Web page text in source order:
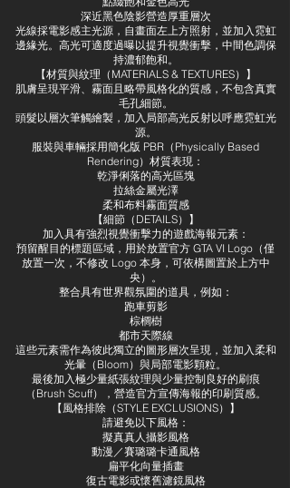
深近黑色陰影營造厚重層次
光線採電影感主光源，自畫面左上方照射，並加入霓虹
邊緣光。高光可適度過曝以提升視覺衝擊，中間色調保
持濃郁飽和。
【材質與紋理（MATERIALS & TEXTURES）】
肌膚呈現平滑、霧面且略帶風格化的質感，不包含真實
毛孔細節。
頭髮以層次筆觸繪製，加入局部高光反射以呼應霓虹光
源。
服裝與車輛採用簡化版 PBR（Physically Based
Rendering）材質表現：
乾淨俐落的高光區塊
拉絲金屬光澤
柔和布料霧面質感
【細節（DETAILS）】
加入具有強烈視覺衝擊力的遊戲海報元素：
預留醒目的標題區域，用於放置官方 GTA VI Logo（僅
放置一次，不修改 Logo 本身，可依構圖置於上方中
央）。
整合具有世界觀氛圍的道具，例如：
跑車剪影
棕櫚樹
都市天際線
這些元素需作為彼此獨立的圖形層次呈現，並加入柔和
光暈（Bloom）與局部電影顆粒。
最後加入極少量紙張紋理與少量控制良好的刷痕
（Brush Scuff），營造官方宣傳海報的印刷質感。
【風格排除（STYLE EXCLUSIONS）】
請避免以下風格：
擬真真人攝影風格
動漫／賽璐璐卡通風格
扁平化向量插畫
復古電影或懷舊濾鏡風格